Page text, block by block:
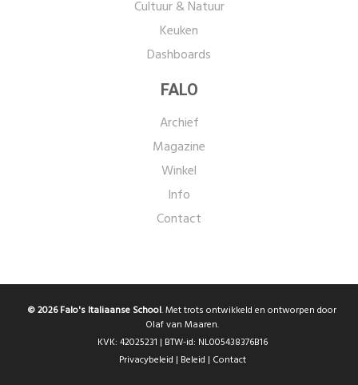
Cultuur & Natuur
Keuken
Dashboards
FALO
Archief
Magazine
Winkel
Info
Contact
© 2026 Falo's Italiaanse School. Met trots ontwikkeld en ontworpen door
Olaf van Maaren.
KVK: 42025231 | BTW-id: NL005438376B16
Privacybeleid | Beleid | Contact